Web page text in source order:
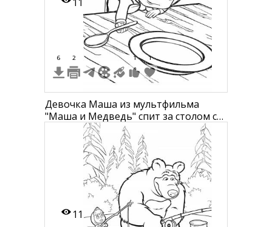
6 2 1 1
Девочка Маша из мультфильма
"Маша и Медведь" спит за столом с
ложкой в руке и пустой тарелкой
перед ней
11